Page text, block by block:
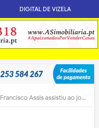
DIGITAL DE VIZELA
Francisco Assis assistiu ao jogo Vizela-Amarante